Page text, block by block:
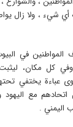
شيء ، ولا زال
المواطنين في
وفي كل مكان،
عباءة يختفي
مع اليهود
.